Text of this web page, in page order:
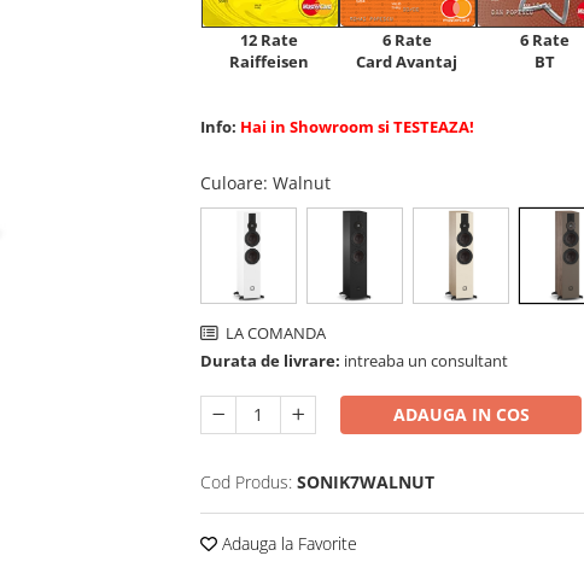
12 Rate
Raiffeisen
6 Rate
Card Avantaj
6 Rate
BT
Info: Hai in Showroom si TESTEAZA!
Culoare: Walnut
LA COMANDA
Durata de livrare: intreaba un consultant
ADAUGA IN COS
Cod Produs: SONIK7WALNUT
Adauga la Favorite